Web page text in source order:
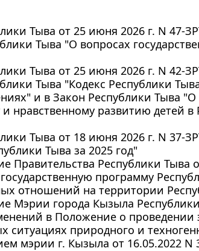
Тыва от 25 июня 2026 г. N 47-
Тыва "О вопросах
Тыва от 25 июня 2026 г. N 42-
Тыва "Кодекс Республики
и в Закон Республики Тыва
нравственному развитию детей в
Тыва от 18 июня 2026 г. N 37-
Тыва за 2025 год"
Правительства Республики Тыва
программу
отношений на территории
Мэрии города Кызыла
в Положение о
ситуациях природного и
мэрии г. Кызыла от 16.05.2022 N